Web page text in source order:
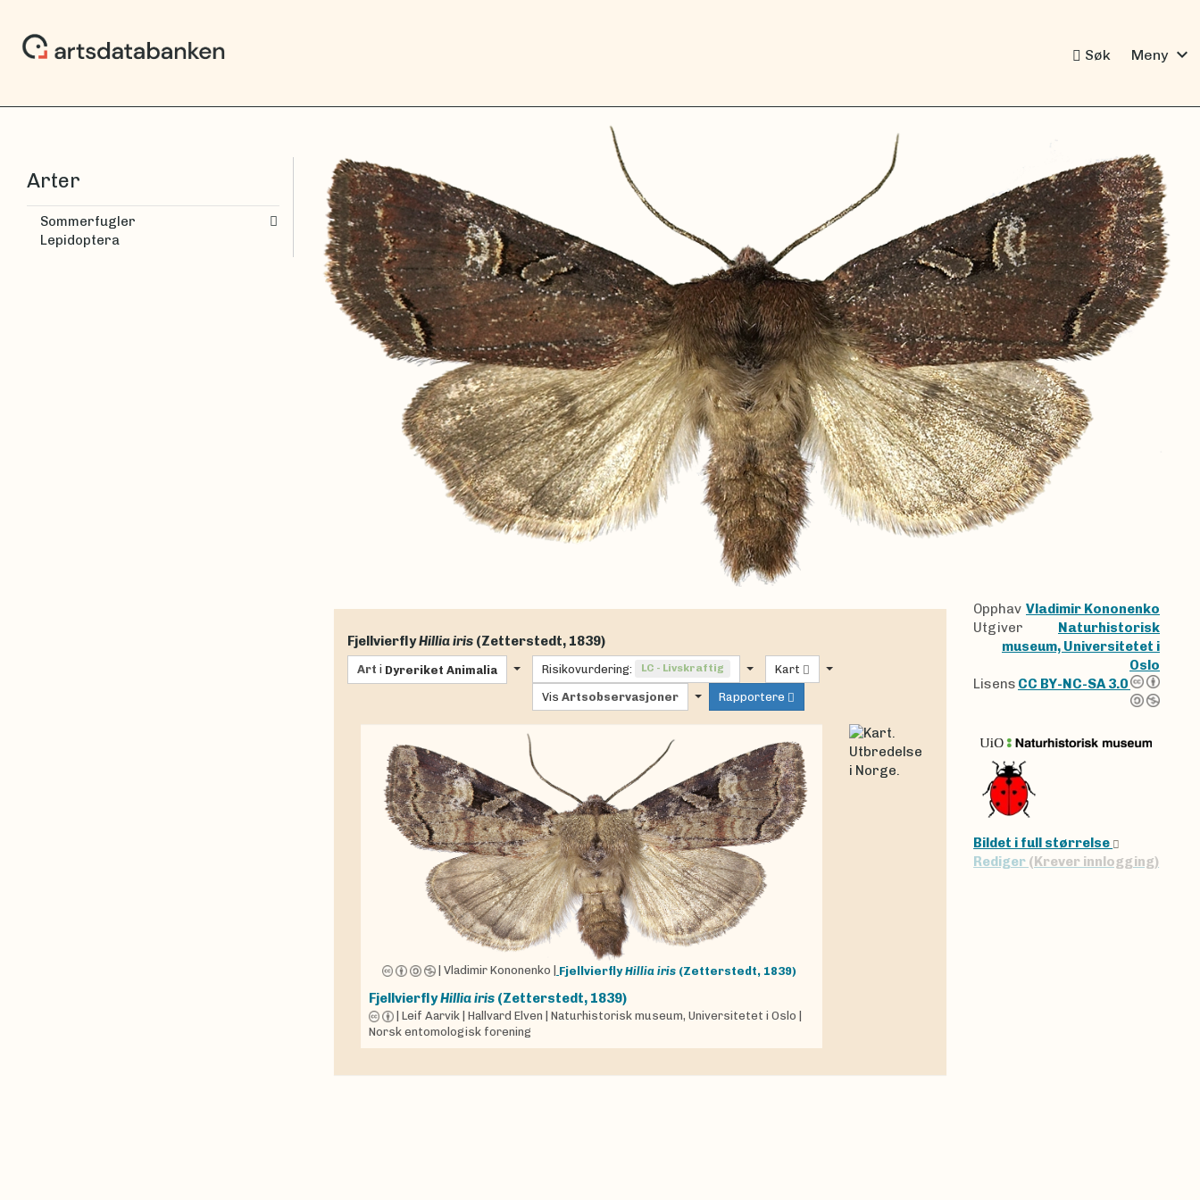
Søk Meny expand_more
FjellvierflyHillia iris (Zetterstedt, 1839)
Art i Dyreriket Animalia Risikovurdering: LC - Livskraftig Kart
Vis Artsobservasjoner Rapportere
|Vladimir Kononenko Fjellvierfly Hillia iris (Zetterstedt, 1839)
FjellvierflyHillia iris (Zetterstedt, 1839)
|Leif Aarvik |Hallvard Elven |Naturhistorisk museum, Universitetet i Oslo
Norsk entomologisk forening
Opphav Vladimir Kononenko
Utgiver
Naturhistorisk
museum, Universitetet i
Oslo
Lisens CC BY-NC-SA 3.0
Bildet i full størrelse
Rediger (Krever innlogging)
Arter
Sommerfugler
Lepidoptera